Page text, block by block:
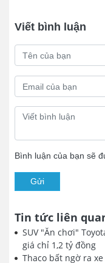
Viết bình luận
Bình luận của bạn sẽ
Gửi
Tin tức liên
SUV "Ăn chơi"
giá chỉ 1,2 tỷ đồng
Thaco bất ngờ ra